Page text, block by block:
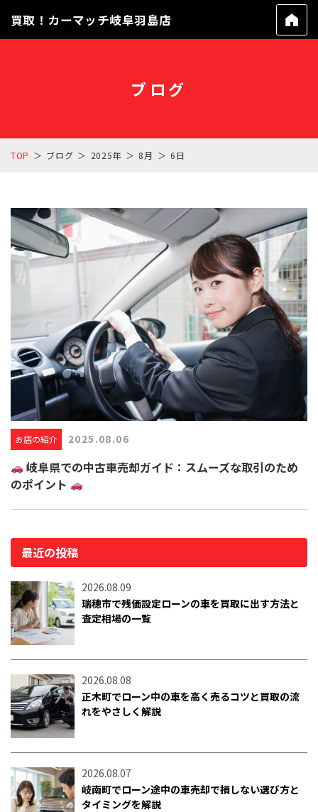
買取！カーマッチ岐阜羽島店
ブログ
TOP ブログ 2025年 8月 6日
お店の紹介 2025.08.06
岐阜県での中古車売却ガイド：スムーズな取引のため
のポイント
最近の投稿
2026.08.09
瑞穂市で残価設定ローンの車を買取に出す方法と
査定相場の一覧
2026.08.08
正木町でローン中の車を高く売るコツと買取の流
れをやさしく解説
2026.08.07
岐南町でローン途中の車売却で損しない選び方と
タイミングを解説